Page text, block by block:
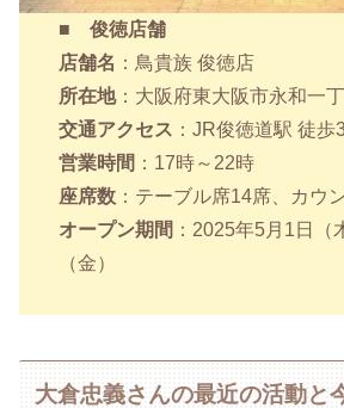
■ 俊徳店舗
店舗名 ：鳥貴族 俊徳店
所在地：大阪府東大阪市永和一
交通アクセス ：JR俊徳道駅 徒歩
営業時間 ：17時～22時
座席数 ：テーブル席14席、カウ
オープン期間 ：2025年5月1日（
（金）
大倉忠義さんの最近の活動と